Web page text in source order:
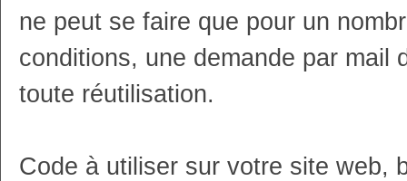
ne peut se faire que pour un
conditions, une demande par mail
toute réutilisation.
Code à utiliser sur votre site web,